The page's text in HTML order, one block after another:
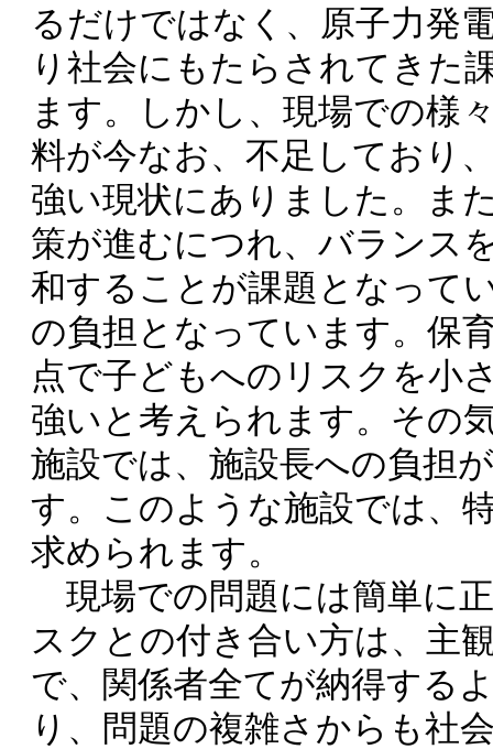
るだけではなく、原子力発
り社会にもたらされてきた
ます。しかし、現場での様
料が今なお、不足しており
強い現状にありました。ま
策が進むにつれ、バランス
和することが課題となって
の負担となっています。保
点で子どもへのリスクを小
強いと考えられます。その
施設では、施設長への負担
す。このような施設では、
求められます。
現場での問題には簡単に
スクとの付き合い方は、主
で、関係者全てが納得する
り、問題の複雑さからも社